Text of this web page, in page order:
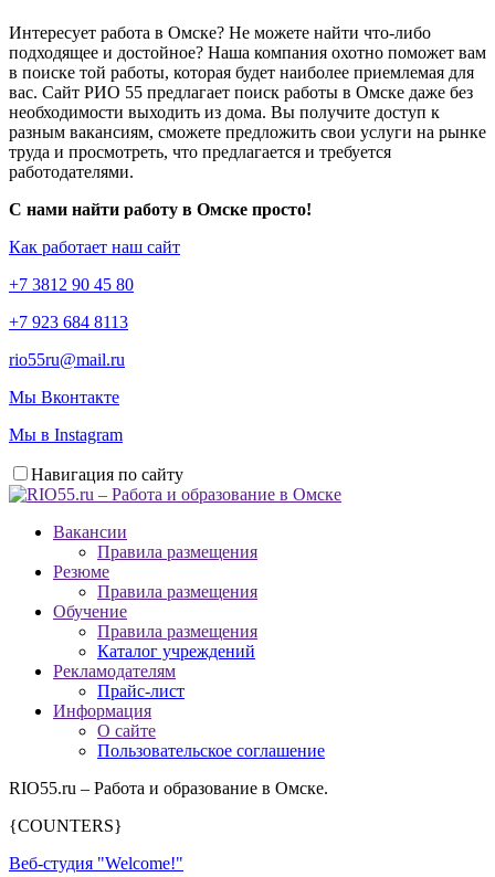
Интересует работа в Омске? Не можете найти что-либо
подходящее и достойное? Наша компания охотно поможет вам
в поиске той работы, которая будет наиболее приемлемая для
вас. Сайт РИО 55 предлагает поиск работы в Омске даже без
необходимости выходить из дома. Вы получите доступ к
разным вакансиям, сможете предложить свои услуги на рынке
труда и просмотреть, что предлагается и требуется
работодателями.
С нами найти работу в Омске просто!
Как работает наш сайт
+7 3812 90 45 80
+7 923 684 8113
rio55ru@mail.ru
Мы Вконтакте
Мы в Instagram
Навигация по сайту
Вакансии
Правила размещения
Резюме
Правила размещения
Обучение
Правила размещения
Каталог учреждений
Рекламодателям
Прайс-лист
Информация
О сайте
Пользовательское соглашение
RIO55.ru – Работа и образование в Омске.
{COUNTERS}
Веб-студия "Welcome!"